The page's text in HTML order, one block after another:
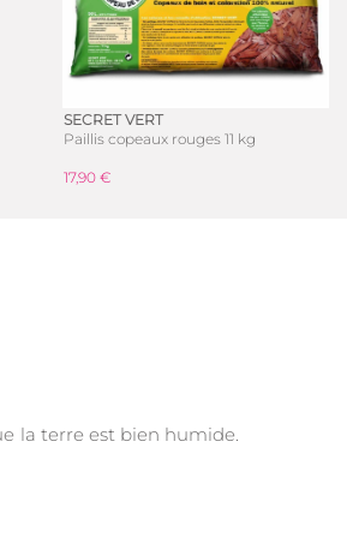
SECRET VERT
Paillis copeaux rouges 11 kg
17,90 €
la terre est bien humide.